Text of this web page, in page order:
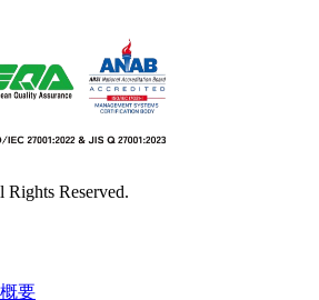
Reserved.
要